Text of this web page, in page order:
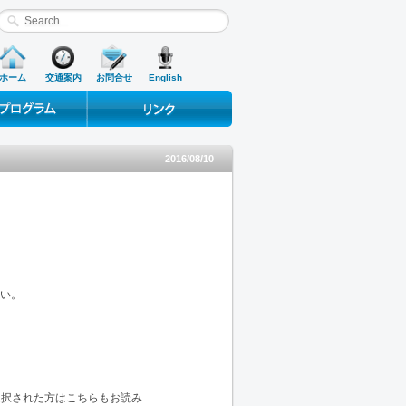
ホーム 交通案内 お問合せ English
2016/08/10
。
された方はこちらもお読み